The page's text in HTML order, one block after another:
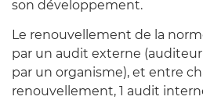
son développement.
Le renouvellement de la
par un audit externe
par un organisme), et entre
renouvellement, 1 audit